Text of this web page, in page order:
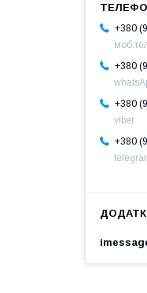
+380
+380
+380
viber
+380